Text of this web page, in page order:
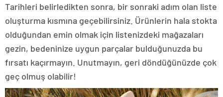
Tarihleri belirledikten sonra, bir sonraki adım olan liste
oluşturma kısmına geçebilirsiniz. Ürünlerin hala stokta
olduğundan emin olmak için listenizdeki mağazaları
gezin, bedeninize uygun parçalar bulduğunuzda bu
fırsatı kaçırmayın. Unutmayın, geri döndüğünüzde çok
geç olmuş olabilir!